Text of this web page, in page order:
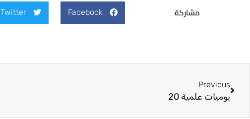
مشاركة Facebook
Twitter
Previous
يوميات علمية 20